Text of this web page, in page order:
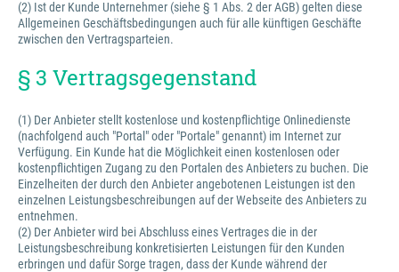
(2) Ist der Kunde Unternehmer (siehe § 1 Abs. 2 der AGB) gelten diese
Allgemeinen Geschäftsbedingungen auch für alle künftigen Geschäfte
zwischen den Vertragsparteien.
§ 3 Vertragsgegenstand
(1) Der Anbieter stellt kostenlose und kostenpflichtige Onlinedienste
(nachfolgend auch "Portal" oder "Portale" genannt) im Internet zur
Verfügung. Ein Kunde hat die Möglichkeit einen kostenlosen oder
kostenpflichtigen Zugang zu den Portalen des Anbieters zu buchen. Die
Einzelheiten der durch den Anbieter angebotenen Leistungen ist den
einzelnen Leistungsbeschreibungen auf der Webseite des Anbieters zu
entnehmen.
(2) Der Anbieter wird bei Abschluss eines Vertrages die in der
Leistungsbeschreibung konkretisierten Leistungen für den Kunden
erbringen und dafür Sorge tragen, dass der Kunde während der